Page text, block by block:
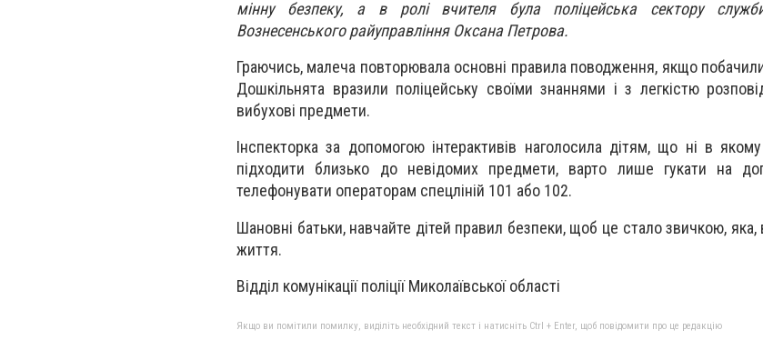
мінну безпеку, а в ролі вчителя була поліцейська сектору
Вознесенського райуправління Оксана Петрова.
Граючись, малеча повторювала основні правила поводження, якщо
Дошкільнята вразили поліцейську своїми знаннями і з легкістю
вибухові предмети.
Інспекторка за допомогою інтерактивів наголосила дітям, що ні в
підходити близько до невідомих предмети, варто лише гукати на
телефонувати операторам спецліній 101 або 102.
Шановні батьки, навчайте дітей правил безпеки, щоб це стало звичкою, яка,
життя.
Відділ комунікації поліції Миколаївської області
Якщо ви помітили помилку, виділіть необхідний текст і натисніть Ctrl + Enter, щоб повідомити про це редакцію